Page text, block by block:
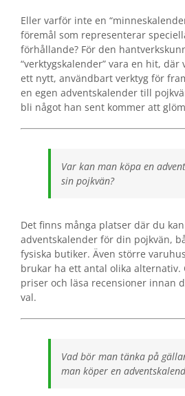
Eller varför inte en
föremål som representerar
förhållande? För den
“verktygskalender” vara en hit,
ett nytt, användbart verktyg för
en egen adventskalender till
bli något han sent kommer att
Var kan man köpa en
sin pojkvän?
Det finns många platser där du
adventskalender för din pojkvän,
fysiska butiker. Även större
brukar ha ett antal olika alternativ.
priser och läsa recensioner innan
val.
Vad bör man tänka på
man köper en